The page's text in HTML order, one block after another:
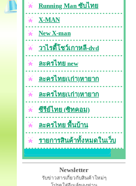
Running Man ซับไทย
X-MAN
New X-man
วาไรตี้โชว์เกาหลี-dvd
ละครไทย new
ละครไทย(เก่า)หายาก
ละครไทย(เก่า)หายาก
ซีรีย์ไทย (ซิทคอม)
ละครไทย พื้นบ้าน
รายการสินค้าทั้งหมดในเว็บ
Newsletter
รับข่าวสารเกี่ยวกับสินค้าใหม่ๆ